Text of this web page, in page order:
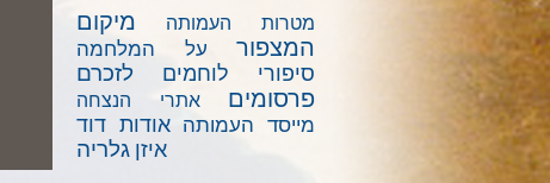
מטרות העמותה
מיקום
המצפור
על המלחמה
סיפורי לוחמים לזכרם
פרסומים אתרי הנצחה
מייסד העמותה אודות דוד
איזן גלריה